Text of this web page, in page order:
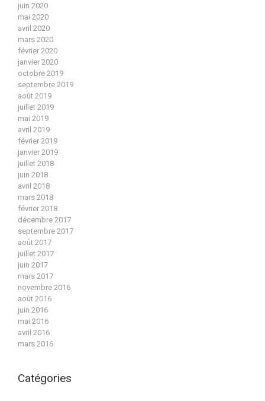
juin 2020
mai 2020
avril 2020
mars 2020
février 2020
janvier 2020
octobre 2019
septembre 2019
août 2019
juillet 2019
mai 2019
avril 2019
février 2019
janvier 2019
juillet 2018
juin 2018
avril 2018
mars 2018
février 2018
décembre 2017
septembre 2017
août 2017
juillet 2017
juin 2017
mars 2017
novembre 2016
août 2016
juin 2016
mai 2016
avril 2016
mars 2016
Catégories